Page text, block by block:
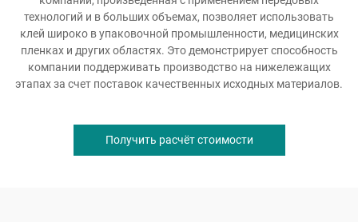
технологий и в больших объемах, позволяет использовать
клей широко в упаковочной промышленности, медицинских
пленках и других областях. Это демонстрирует способность
компании поддерживать производство на нижележащих
этапах за счет поставок качественных исходных материалов.
Получить расчёт стоимости